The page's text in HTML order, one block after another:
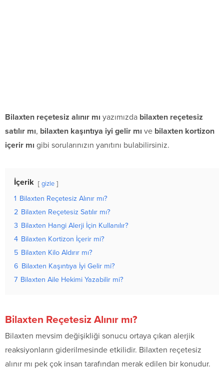
Bilaxten reçetesiz alınır mı yazımızda bilaxten reçetesiz
satılır mı, bilaxten kaşıntıya iyi gelir mı ve bilaxten kortizon
içerir mı gibi sorularınızın yanıtını bulabilirsiniz.
İçerik gizle
1 Bilaxten Reçetesiz Alınır mı?
2 Bilaxten Reçetesiz Satılır mı?
3 Bilaxten Hangi Alerji İçin Kullanılır?
4 Bilaxten Kortizon İçerir mi?
5 Bilaxten Kilo Aldırır mı?
6 Bilaxten Kaşıntıya İyi Gelir mi?
7 Bilaxten Aile Hekimi Yazabilir mi?
Bilaxten Reçetesiz Alınır mı?
Bilaxten mevsim değişikliği sonucu ortaya çıkan alerjik
reaksiyonların giderilmesinde etkilidir. Bilaxten reçetesiz
alınır mı pek çok insan tarafından merak edilen bir konudur.